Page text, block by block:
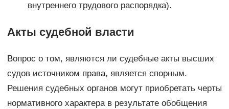
внутреннего трудового распорядка).
Акты судебной власти
Вопрос о том, являются ли судебные акты высших
судов источником права, является спорным.
Решения судебных органов могут приобретать черты
нормативного характера в результате обобщения